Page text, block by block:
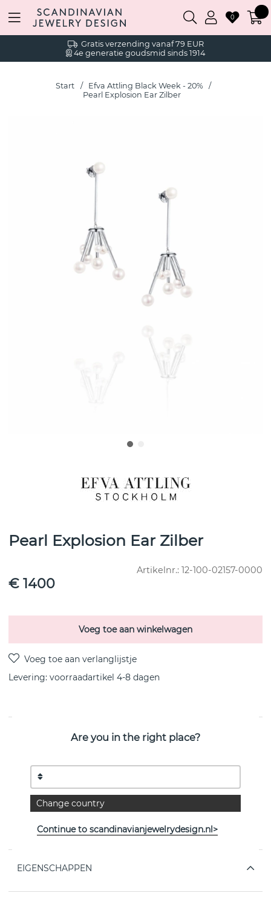
Gratis verzending vanaf 79 EUR
4e generatie goudsmid sinds 1914
0
Start
Efva Attling Black Week - 20%
Pearl Explosion Ear Zilber
Pearl Explosion Ear Zilber
Artikelnr.: 12-100-02157-0000
€ 1400
Voeg toe aan winkelwagen
Levering: voorraadartikel 4-8 dagen
PRODUCTOMSCHRIJVING
Statement earrings shaped like an explosion of pearls in
three different sizes on sterling silver rods.
Earring total length: 62mm. Décor width: 55mm.
6pcs x 4.5mm.
EIGENSCHAPPEN
Are you in the right place?
Change country
Continue to scandinavianjewelrydesign.nl>